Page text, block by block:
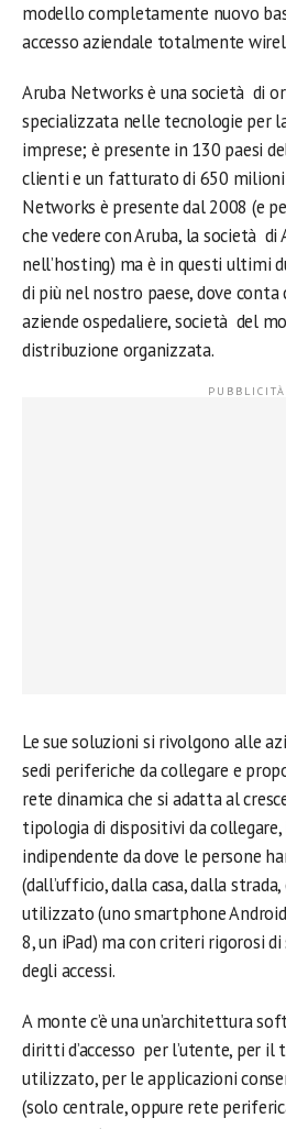
modello completamente nuovo
accesso aziendale totalmente
Aruba Networks è una società di
specializzata nelle tecnologie
imprese; è presente in 130 paesi
clienti e un fatturato di 650
Networks è presente dal 2008 (e
che vedere con Aruba, la società di
nell’hosting) ma è in questi ultimi
di più nel nostro paese, dove
aziende ospedaliere, società del
distribuzione organizzata.
Le sue soluzioni si rivolgono alle
sedi periferiche da collegare e
rete dinamica che si adatta al
tipologia di dispositivi da
indipendente da dove le persone
(dall’ufficio, dalla casa, dalla
utilizzato (uno smartphone
8, un iPad) ma con criteri rigorosi
degli accessi.
A monte c’è una un’architettura
diritti d’accesso per l’utente, per
utilizzato, per le applicazioni
(solo centrale, oppure rete